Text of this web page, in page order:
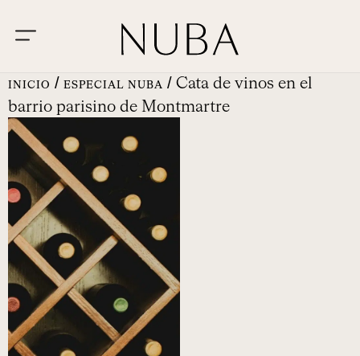
INICIO / ESPECIAL NUBA / Cata de vinos en el
barrio parisino de Montmartre